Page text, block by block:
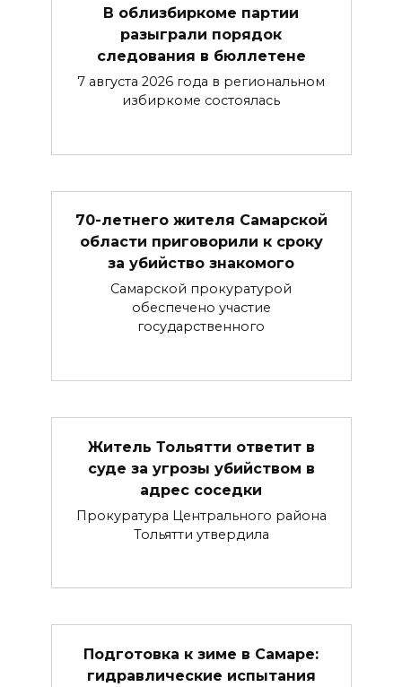
В облизбиркоме партии
разыграли порядок
следования в бюллетене
7 августа 2026 года в региональном
избиркоме состоялась
70-летнего жителя Самарской
области приговорили к сроку
за убийство знакомого
Самарской прокуратурой
обеспечено участие
государственного
Житель Тольятти ответит в
суде за угрозы убийством в
адрес соседки
Прокуратура Центрального района
Тольятти утвердила
Подготовка к зиме в Самаре:
гидравлические испытания